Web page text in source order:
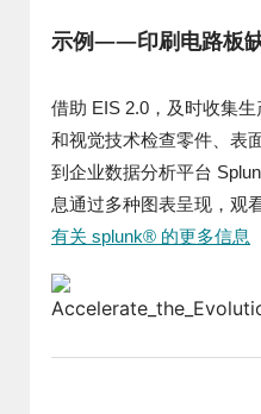
示例——印刷电路板
借助 EIS 2.0，及时收集
和视觉技术检查零件、表
到企业数据分析平台
息通过多种图表呈现，观
有关 splunk® 的更多信息